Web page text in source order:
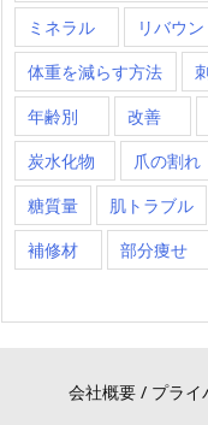
ミネラル
リバウン
体重を減らす方法
年齢別
改善
炭水化物
爪の割れ
糖質量
肌トラブル
補修材
部分痩せ
会社概要 / プライ